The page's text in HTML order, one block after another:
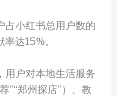
占小红书总用户数的
达15%。
用户对本地生活服务
”“郑州探店”）、教